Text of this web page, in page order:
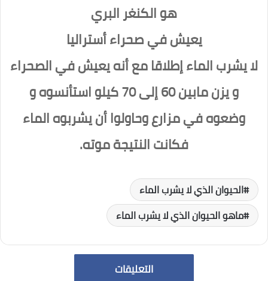
هو الكنغر البري
يعيش في صحراء أستراليا
لا يشرب الماء إطلاقا مع أنه يعيش في الصحراء
و يزن مابين 60 إلى 70 كيلو استأنسوه و
وضعوه في مزارع وحاولوا أن يشربوه الماء
فكانت النتيجة موته.
الحيوان الذي لا يشرب الماء
ماهو الحيوان الذي لا يشرب الماء
التعليقات